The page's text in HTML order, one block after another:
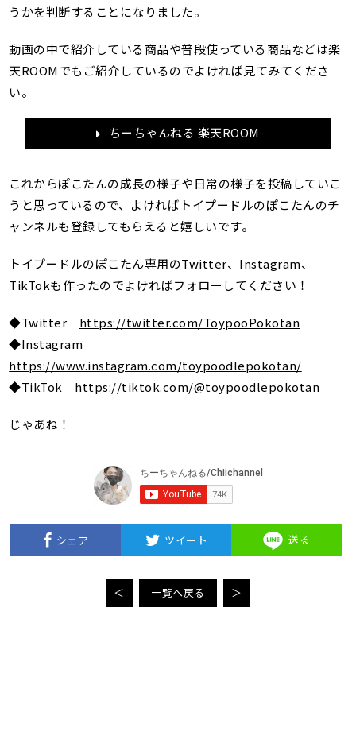
うかを判断することになりました。
動画の中で紹介している商品や普段使っている商品などは楽
天ROOMでもご紹介しているのでよければ見てみてくださ
い。
ちーちゃんねる 楽天ROOM
これからぽこたんの成長の様子や日常の様子を投稿していこ
うと思っているので、よければトイプードルのぽこたんのチ
ャンネルも登録してもらえると嬉しいです。
トイプードルのぽこたん専用のTwitter、Instagram、
TikTokも作ったのでよければフォローしてください！
◆Twitter https://twitter.com/ToypooPokotan
◆Instagram
https://www.instagram.com/toypoodlepokotan/
◆TikTok https://tiktok.com/@toypoodlepokotan
じゃあね！
シェア ツイート 送る
＜ 一覧へ戻る ＞